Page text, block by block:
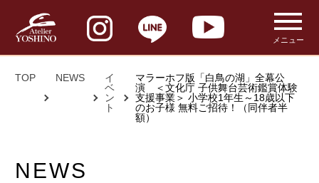
メニュー
TOP NEWS
イ
ベ
ン
ト
マラーホフ版「白鳥の湖」全幕公
演 ＜文化庁 子供舞台芸術鑑賞体験
支援事業＞ 小学校1年生～18歳以下
のお子様 無料ご招待！（同伴者半
額）
NEWS